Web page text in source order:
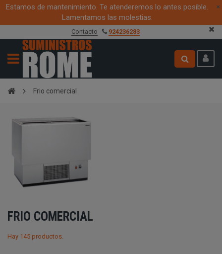
Estamos de mantenimiento. Te atenderemos lo antes posible.
Lamentamos las molestias.
×
Cree su cuenta aquí
Frio comercial
FRIO COMERCIAL
Hay 145 productos.